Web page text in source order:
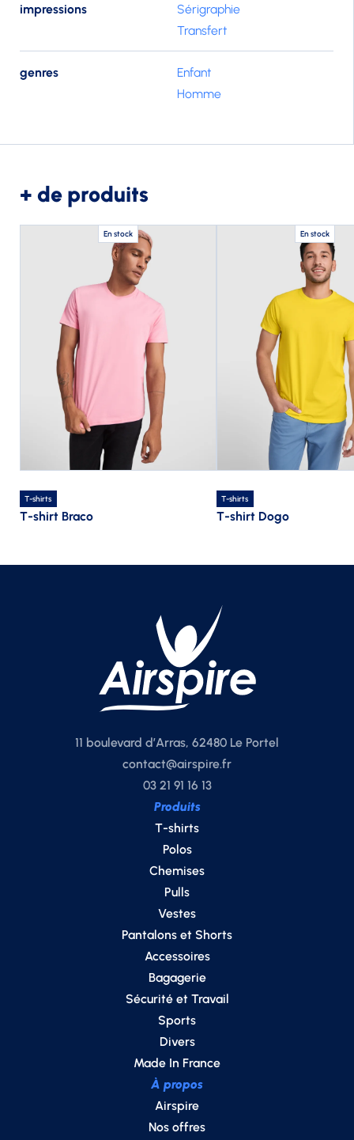
impressions
Sérigraphie
Transfert
genres
Enfant
Homme
+ de produits
En stock
T-shirts
T-shirt Braco
En stock
T-shirts
T-shirt Dogo
11 boulevard d’Arras, 62480 Le Portel
contact@airspire.fr
03 21 91 16 13
Produits
T-shirts
Polos
Chemises
Pulls
Vestes
Pantalons et Shorts
Accessoires
Bagagerie
Sécurité et Travail
Sports
Divers
Made In France
À propos
Airspire
Nos offres